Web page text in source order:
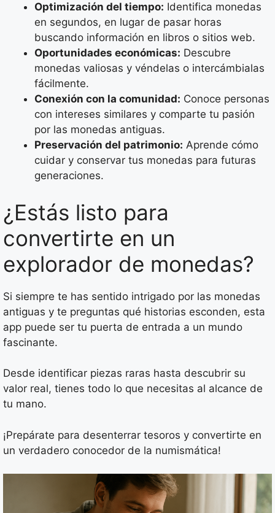
Optimización del tiempo: Identifica monedas
en segundos, en lugar de pasar horas
buscando información en libros o sitios web.
Oportunidades económicas: Descubre
monedas valiosas y véndelas o intercámbialas
fácilmente.
Conexión con la comunidad: Conoce personas
con intereses similares y comparte tu pasión
por las monedas antiguas.
Preservación del patrimonio: Aprende cómo
cuidar y conservar tus monedas para futuras
generaciones.
¿Estás listo para
convertirte en un
explorador de monedas?
Si siempre te has sentido intrigado por las monedas
antiguas y te preguntas qué historias esconden, esta
app puede ser tu puerta de entrada a un mundo
fascinante.
Desde identificar piezas raras hasta descubrir su
valor real, tienes todo lo que necesitas al alcance de
tu mano.
¡Prepárate para desenterrar tesoros y convertirte en
un verdadero conocedor de la numismática!